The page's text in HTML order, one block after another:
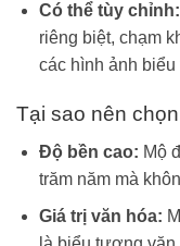
Có thể tùy chỉnh:
riêng biệt, chạm
các hình ảnh
Tại sao nên
Độ bền cao: Mộ
trăm năm mà
Giá trị văn hóa: